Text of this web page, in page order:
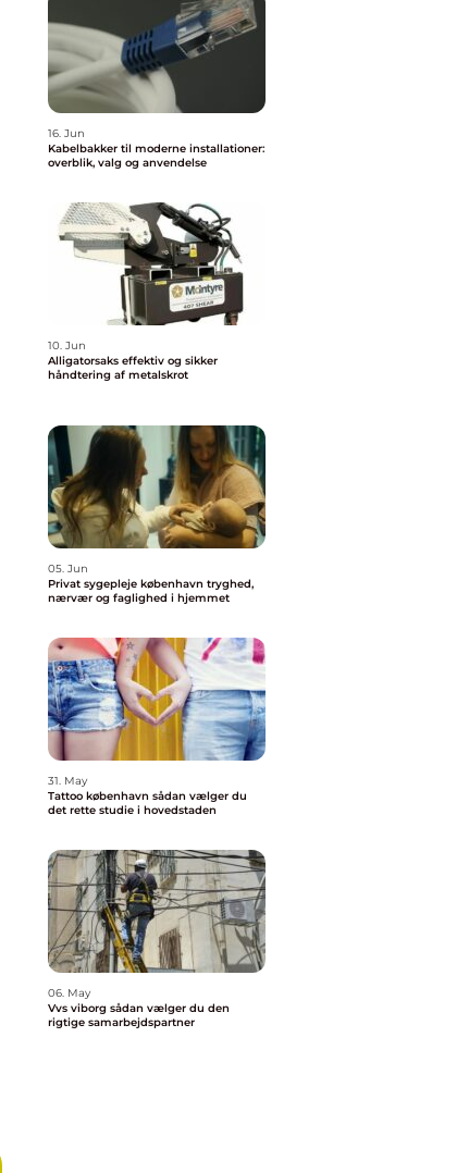
16. Jun
Kabelbakker til moderne installationer:
overblik, valg og anvendelse
10. Jun
Alligatorsaks effektiv og sikker
håndtering af metalskrot
05. Jun
Privat sygepleje københavn tryghed,
nærvær og faglighed i hjemmet
31. May
Tattoo københavn sådan vælger du
det rette studie i hovedstaden
06. May
Vvs viborg sådan vælger du den
rigtige samarbejdspartner